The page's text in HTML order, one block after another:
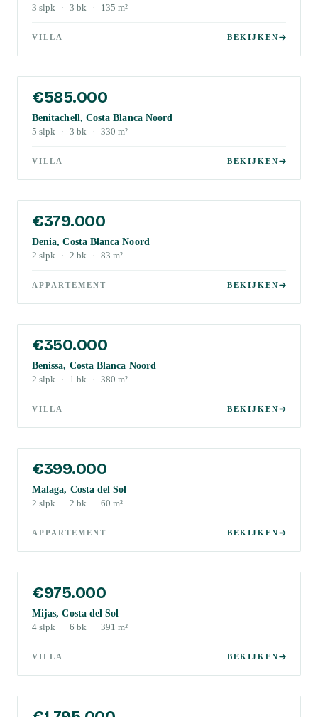
3 slpk · 3 bk · 135 m²
VILLA BEKIJKEN
€585.000
Benitachell, Costa Blanca Noord
5 slpk · 3 bk · 330 m²
VILLA BEKIJKEN
€379.000
Denia, Costa Blanca Noord
2 slpk · 2 bk · 83 m²
APPARTEMENT BEKIJKEN
€350.000
Benissa, Costa Blanca Noord
2 slpk · 1 bk · 380 m²
VILLA BEKIJKEN
€399.000
Malaga, Costa del Sol
2 slpk · 2 bk · 60 m²
APPARTEMENT BEKIJKEN
€975.000
Mijas, Costa del Sol
4 slpk · 6 bk · 391 m²
VILLA BEKIJKEN